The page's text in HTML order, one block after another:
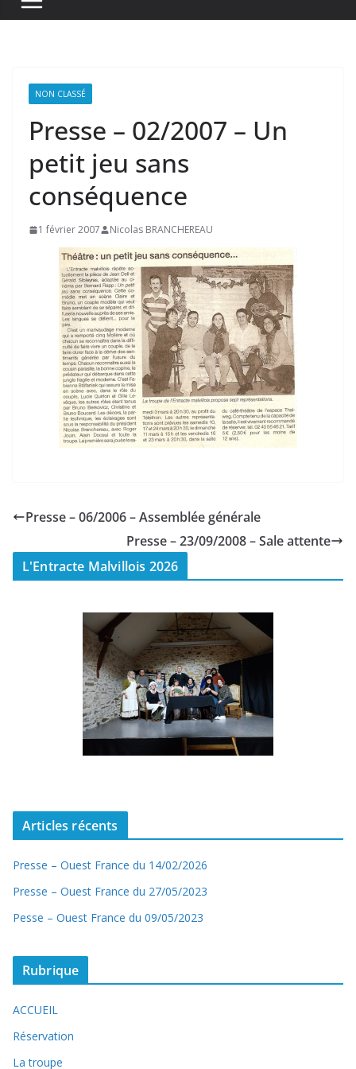
NON CLASSÉ
Presse – 02/2007 – Un
petit jeu sans
conséquence
1 février 2007 Nicolas BRANCHEREAU
Presse – 06/2006 – Assemblée générale
Presse – 23/09/2008 – Sale attente
L'Entracte Malvillois 2026
Articles récents
Presse – Ouest France du 14/02/2026
Presse – Ouest France du 27/05/2023
Pesse – Ouest France du 09/05/2023
Rubrique
ACCUEIL
Réservation
La troupe